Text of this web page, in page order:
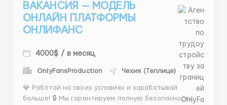
ВАКАНСИЯ — МОДЕЛЬ
ОНЛАЙН ПЛАТФОРМЫ
ОНЛИФАНС
4000$ / в месяц
OnlyFansProduction Чехия (Теплице)
💎 Работай на своих условиях и зарабатывай
больше! 🔒 Мы гарантируем полную безопасность. ⏰